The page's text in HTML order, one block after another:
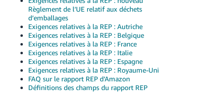
Règlement de l’UE relatif aux déchets
d’emballages
Exigences relatives à la REP : Autriche
Exigences relatives à la REP : Belgique
Exigences relatives à la REP : France
Exigences relatives à la REP : Italie
Exigences relatives à la REP : Espagne
Exigences relatives à la REP : Royaume-Uni
FAQ sur le rapport REP d’Amazon
Définitions des champs du rapport REP